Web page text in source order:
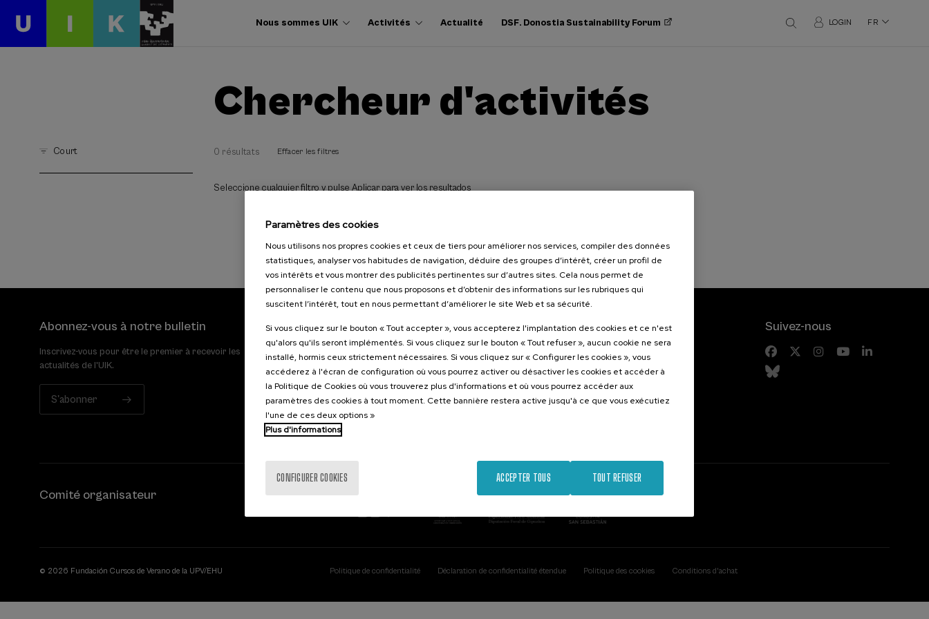
Nous sommes UIK Activités Actualité DSF. Donostia Sustainability Forum LOGIN FR
Chercheur d'activités
Court 0 résultats Effacer les filtres
Seleccione cualquier filtro y pulse Aplicar para ver los resultados
Abonnez-vous à notre bulletin
Inscrivez-vous pour être le premier à recevoir les
actualités de l'UIK.
S'abonner
Contact
20007 Donostia / San Sebastián
Contactez-nous!
Intéressant...
Activités précédentes
Suivez-nous
Comité organisateur
© 2026 Fundación Cursos de Verano de la UPV/EHU Politique de confidentialité Déclaration de confidentialité étendue Politique des cookies Conditions d'achat
Paramètres des cookies
Nous utilisons nos propres cookies et ceux de tiers pour améliorer nos services, compiler des données
statistiques, analyser vos habitudes de navigation, déduire des groupes d’intérêt, créer un profil de
vos intérêts et vous montrer des publicités pertinentes sur d’autres sites. Cela nous permet de
personnaliser le contenu que nous proposons et d’obtenir des informations sur les rubriques qui
suscitent l’intérêt, tout en nous permettant d’améliorer le site Web et sa sécurité.
Si vous cliquez sur le bouton « Tout accepter », vous accepterez l'implantation des cookies et ce n'est
qu'alors qu'ils seront implémentés. Si vous cliquez sur le bouton « Tout refuser », aucun cookie ne sera
installé, hormis ceux strictement nécessaires. Si vous cliquez sur « Configurer les cookies », vous
accéderez à l'écran de configuration où vous pourrez activer ou désactiver les cookies et accéder à
la Politique de Cookies où vous trouverez plus d'informations et où vous pourrez accéder aux
paramètres des cookies à tout moment. Cette bannière restera active jusqu'à ce que vous exécutiez
l'une de ces deux options »
Plus d'informations
CONFIGURER COOKIES TOUT REFUSER
ACCEPTER TOUS